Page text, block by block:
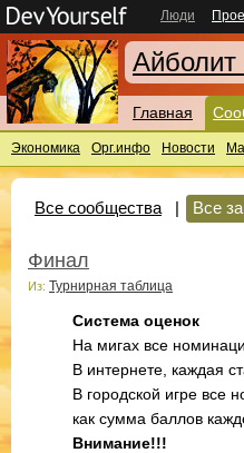
Люди
Главная
Экономика Орг.инфо Новости
Все сообщества | Все
Финал
Из: Турнирная таблица
Система оценок
На мигах все
В интернете, каждая
В городской игре все
как сумма баллов
Внимание!!!